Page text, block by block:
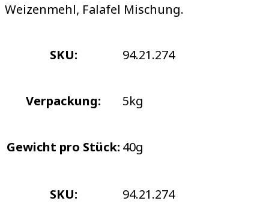
Weizenmehl, Falafel Mischung.
SKU: 94.21.274
Verpackung: 5kg
Gewicht pro Stück: 40g
SKU: 94.21.274